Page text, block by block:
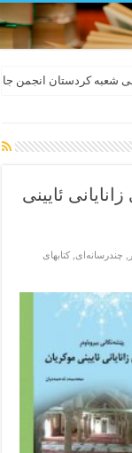
ئایینی
چندرسانه‌ای ,کتابهای